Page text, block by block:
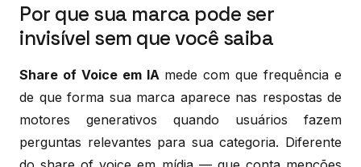
Por que sua marca pode ser
invisível sem que você saiba
Share of Voice em IA mede com que frequência e
de que forma sua marca aparece nas respostas de
motores generativos quando usuários fazem
perguntas relevantes para sua categoria. Diferente